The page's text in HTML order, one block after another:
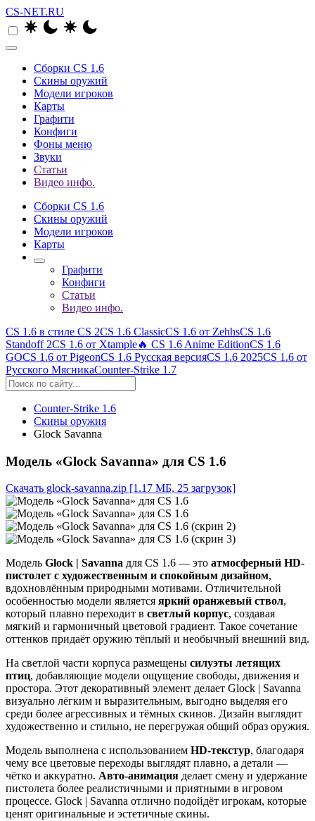
CS-NET.RU
Сборки CS 1.6
Скины оружий
Модели игроков
Карты
Графити
Конфиги
Фоны меню
Звуки
Статьи
Видео инфо.
Сборки CS 1.6
Скины оружий
Модели игроков
Карты
Графити
Конфиги
Статьи
Видео инфо.
CS 1.6 в стиле CS 2CS 1.6 ClassicCS 1.6 от ZehhsCS 1.6
Standoff 2CS 1.6 от Xtample🔥 CS 1.6 Anime EditionCS 1.6
GOCS 1.6 от PigeonCS 1.6 Русская версияCS 1.6 2025CS 1.6 от
Русского МясникаCounter-Strike 1.7
Counter-Strike 1.6
Скины оружия
Glock Savanna
Модель «Glock Savanna» для CS 1.6
Скачать glock-savanna.zip [1.17 МБ, 25 загрузок]
Модель Glock | Savanna для CS 1.6 — это атмосферный HD-
пистолет с художественным и спокойным дизайном,
вдохновлённым природными мотивами. Отличительной
особенностью модели является яркий оранжевый ствол,
который плавно переходит в светлый корпус, создавая
мягкий и гармоничный цветовой градиент. Такое сочетание
оттенков придаёт оружию тёплый и необычный внешний вид.
На светлой части корпуса размещены силуэты летящих
птиц, добавляющие модели ощущение свободы, движения и
простора. Этот декоративный элемент делает Glock | Savanna
визуально лёгким и выразительным, выгодно выделяя его
среди более агрессивных и тёмных скинов. Дизайн выглядит
художественно и стильно, не перегружая общий образ оружия.
Модель выполнена с использованием HD-текстур, благодаря
чему все цветовые переходы выглядят плавно, а детали —
чётко и аккуратно. Авто-анимация делает смену и удержание
пистолета более реалистичными и приятными в игровом
процессе. Glock | Savanna отлично подойдёт игрокам, которые
ценят оригинальные и эстетичные скины.